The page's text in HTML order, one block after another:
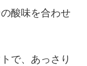
酸味を合わせ
で、あっさり